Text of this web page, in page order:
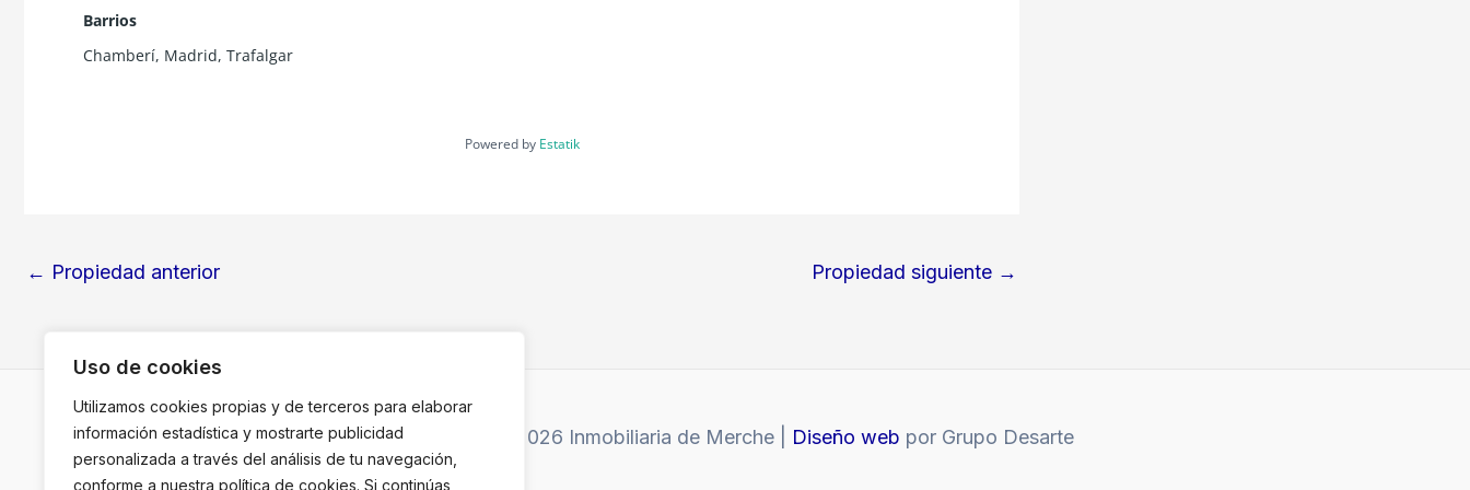
Uso de cookies
Utilizamos cookies propias y de terceros para elaborar
información estadística y mostrarte publicidad
personalizada a través del análisis de tu navegación,
conforme a nuestra política de cookies. Si continúas
Barrios
Chamberí, Madrid, Trafalgar
Powered by Estatik
← Propiedad anterior Propiedad siguiente →
Copyright © 2026 Inmobiliaria de Merche | Diseño web por Grupo Desarte